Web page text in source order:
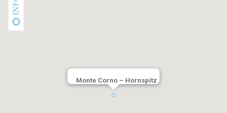
INFO
Monte Corno – Hornspitz